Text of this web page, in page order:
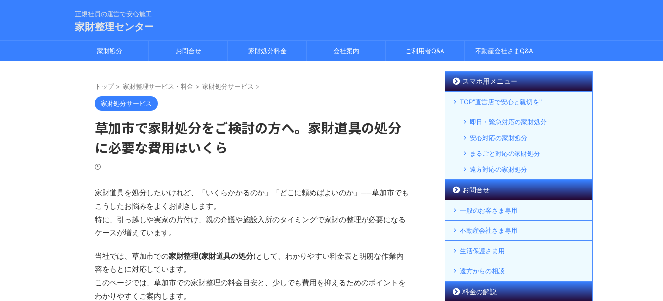
正規社員の運営で安心施工
家財整理センター
家財処分 お問合せ 家財処分料金 会社案内 ご利用者Q&A 不動産会社さまQ&A
トップ > 家財整理サービス・料金 > 家財処分サービス >
家財処分サービス
草加市で家財処分をご検討の方へ。家財道具の処分
に必要な費用はいくら
家財道具を処分したいけれど、「いくらかかるのか」「どこに頼めばよいのか」──草加市でも
こうしたお悩みをよくお聞きします。
特に、引っ越しや実家の片付け、親の介護や施設入所のタイミングで家財の整理が必要になる
ケースが増えています。
当社では、草加市での家財整理(家財道具の処分)として、わかりやすい料金表と明朗な作業内
容をもとに対応しています。
このページでは、草加市での家財整理の料金目安と、少しでも費用を抑えるためのポイントを
わかりやすくご案内します。
スマホ用メニュー
TOP"直営店で安心と親切を"
即日・緊急対応の家財処分
安心対応の家財処分
まるごと対応の家財処分
遠方対応の家財処分
お問合せ
一般のお客さま専用
不動産会社さま専用
生活保護さま用
遠方からの相談
料金の解説